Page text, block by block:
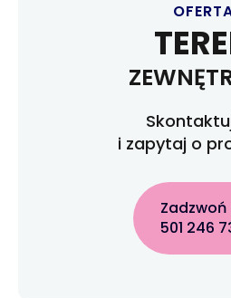
i zapytaj o
Zadzwoń
501 246